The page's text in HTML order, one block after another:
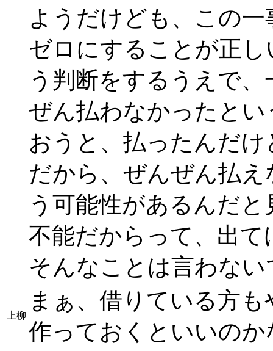
ようだけども、この
ゼロにすることが正
う判断をするうえで
ぜん払わなかったと
おうと、払ったんだ
だから、ぜんぜん払
う可能性があるんだ
不能だからって、出
そんなことは言わな
上柳
まぁ、借りている方
作っておくといいの